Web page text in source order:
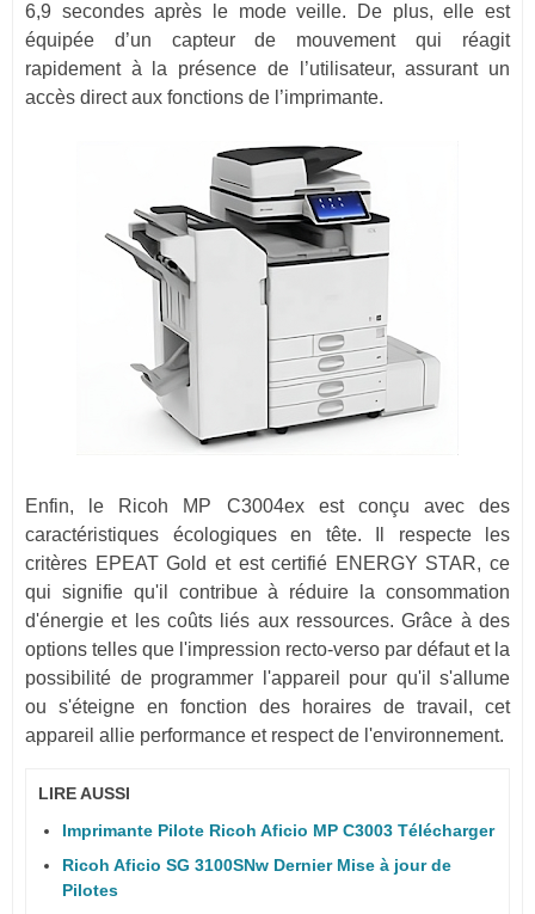
6,9 secondes après le mode veille. De plus, elle est
équipée d’un capteur de mouvement qui réagit
rapidement à la présence de l’utilisateur, assurant un
accès direct aux fonctions de l’imprimante.
Enfin, le Ricoh MP C3004ex est conçu avec des
caractéristiques écologiques en tête. Il respecte les
critères EPEAT Gold et est certifié ENERGY STAR, ce
qui signifie qu'il contribue à réduire la consommation
d'énergie et les coûts liés aux ressources. Grâce à des
options telles que l'impression recto-verso par défaut et la
possibilité de programmer l'appareil pour qu'il s'allume
ou s'éteigne en fonction des horaires de travail, cet
appareil allie performance et respect de l'environnement.
LIRE AUSSI
Imprimante Pilote Ricoh Aficio MP C3003 Télécharger
Ricoh Aficio SG 3100SNw Dernier Mise à jour de
Pilotes